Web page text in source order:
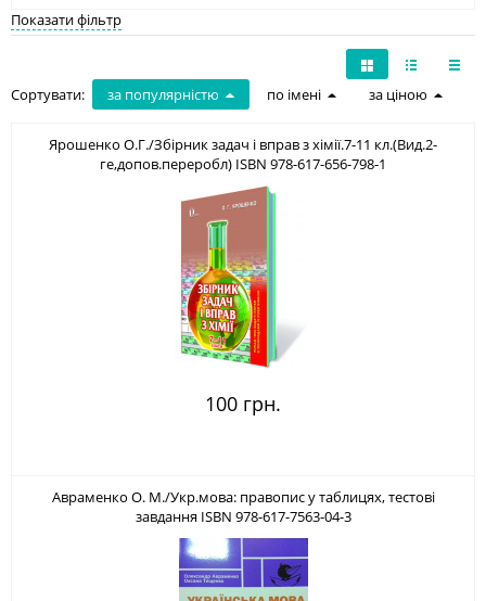
Показати фільтр
Сортувати: за популярністю по імені за ціною
Ярошенко О.Г./Збірник задач і вправ з хімії.7-11 кл.(Вид.2-
ге,допов.переробл) ISBN 978-617-656-798-1
100 грн.
Авраменко О. М./Укр.мова: правопис у таблицях, тестові
завдання ISBN 978-617-7563-04-3